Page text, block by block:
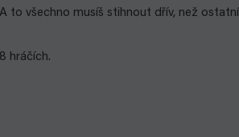
to všechno musíš stihnout dřív, než ostatní
hráčích.